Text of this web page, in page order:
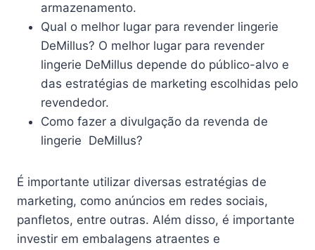
armazenamento.
Qual o melhor lugar para revender lingerie
DeMillus? O melhor lugar para revender
lingerie DeMillus depende do público-alvo e
das estratégias de marketing escolhidas pelo
revendedor.
Como fazer a divulgação da revenda de
lingerie DeMillus?
É importante utilizar diversas estratégias de
marketing, como anúncios em redes sociais,
panfletos, entre outras. Além disso, é importante
investir em embalagens atraentes e